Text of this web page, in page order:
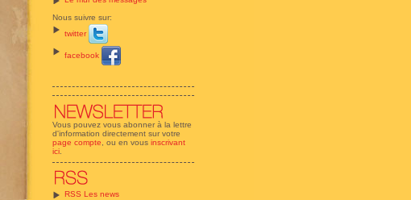
Nous suivre sur:
twitter
facebook
Vous pouvez vous abonner à la lettre
d'information directement sur votre
page compte , ou en vous inscrivant
ici
RSS Les news